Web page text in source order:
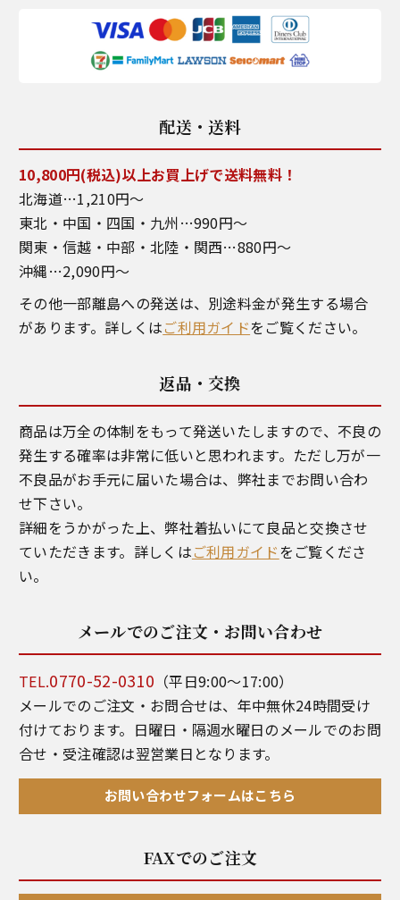
配送・送料
10,800円(税込)以上お買上げで送料無料！
北海道…1,210円～
東北・中国・四国・九州…990円～
関東・信越・中部・北陸・関西…880円～
沖縄…2,090円～
その他一部離島への発送は、別途料金が発生する場合
があります。詳しくはご利用ガイドをご覧ください。
返品・交換
商品は万全の体制をもって発送いたしますので、不良の
発生する確率は非常に低いと思われます。ただし万が一
不良品がお手元に届いた場合は、弊社までお問い合わ
せ下さい。
詳細をうかがった上、弊社着払いにて良品と交換させ
ていただきます。詳しくはご利用ガイドをご覧くださ
い。
メールでのご注文・お問い合わせ
TEL.0770-52-0310 （平日9:00～17:00）
メールでのご注文・お問合せは、年中無休24時間受け
付けております。日曜日・隔週水曜日のメールでのお問
合せ・受注確認は翌営業日となります。
お問い合わせフォームはこちら
FAXでのご注文